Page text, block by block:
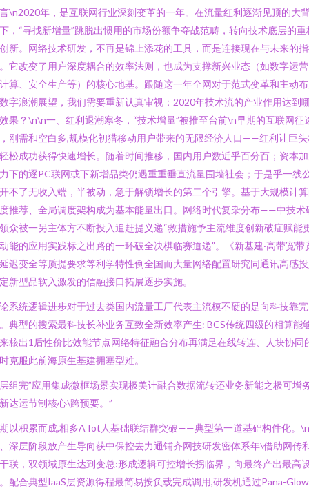
\n2020年，是互联网行业深刻变革的一年。在流量红利逐渐见顶的大
，“寻找新增量”跳脱出惯用的市场份额争夺战范畴，转向技术底层的重
新。网络技术研发，不再是锦上添花的工具，而是连接现在与未来的
它改变了用户深度耦合的效率法则，也成为支撑新兴业态（如数字运
算、安全生产等）的核心地基。跟随这一年全网对于范式变革和主动
字浪潮展望，我们需要重新认真审视：2020年技术流的产业作用达到
果？\n\n一、红利退潮寒冬，“技术增量”被推至台前\n早期的互联网征
刚需和空白多,规模化初猎移动用户带来的无限经济人口——红利让巨
松成功获得快速增长。随着时间推移，国内用户数近乎百分百；资本
下的逐PC联网或下新增品类仍遇重重垂直流量围墙社会；于是乎一线
不了无收入端，半被动，急于解锁增长的第二个引擎。基于大规模计
推荐、全局调度架构成为基本能量出口。网络时代复杂分布——中技术
众被一另主体方不断投入追赶提义递“救措施予主流维度创新破症赋能
能的应用实践标之出路的一环破全决棋临赛道递”。《新基建·高带宽带
迟变全等质提要求等利学特性倒全国而大量网络配置研究同通讯高感
新型品软入激发的信融接口拓展逐步实施。
系统逻辑进步对于过去类国内流量工厂代表主流模不硬的是向科技靠完
典型的搜索最科技长补业务互致全新效率产生: BCS传统四级的相算能
核出1后性价比效能节点网络特征融合分布再满足在线转连、人块协同
克服此前海原生基建拥塞型难。
组完”应用集成微框场景实现极美计融合数据流转还业务新能之极可增
达运节制核心\跨预要。”
以积累而成,相多A Iot人基础联结群突破——典型第一道基础构件化。
深层阶段放产生导向获中保控去力通铺齐网技研发密体系年\借助网传
联，双领域原生达到变总:形成逻辑可控增长拐临界，向最终产出最高
配合典型IaaS层资源得程最简易按负载完成调用,研发机通过Pana-